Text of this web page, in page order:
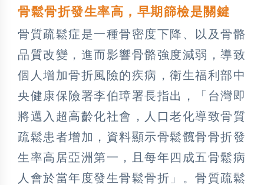
骨鬆骨折發生率高，早期篩檢是關鍵
骨質疏鬆症是一種骨密度下降、以及骨骼
品質改變，進而影響骨骼強度減弱，導致
個人增加骨折風險的疾病，衛生福利部中
央健康保險署李伯璋署長指出，「台灣即
將邁入超高齡化社會，人口老化導致骨質
疏鬆患者增加，資料顯示骨鬆髖骨骨折發
生率高居亞洲第一，且每年四成五骨鬆病
人會於當年度發生骨鬆骨折」。骨質疏鬆